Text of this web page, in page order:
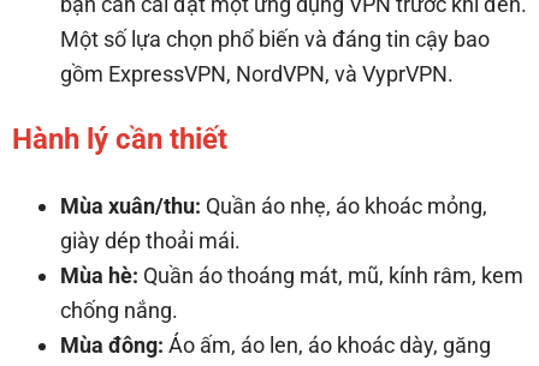
Một số lựa chọn phổ biến và đáng tin cậy bao
gồm ExpressVPN, NordVPN, và VyprVPN.
Hành lý cần thiết
Mùa xuân/thu: Quần áo nhẹ, áo khoác mỏng,
giày dép thoải mái.
Mùa hè: Quần áo thoáng mát, mũ, kính râm, kem
chống nắng.
Mùa đông: Áo ấm, áo len, áo khoác dày, găng